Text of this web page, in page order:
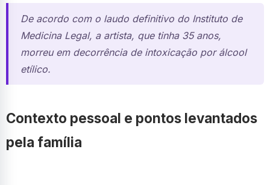
De acordo com o laudo definitivo do Instituto de
Medicina Legal, a artista, que tinha 35 anos,
morreu em decorrência de intoxicação por álcool
etílico.
Contexto pessoal e pontos levantados
pela família